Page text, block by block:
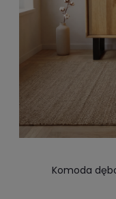
Komoda